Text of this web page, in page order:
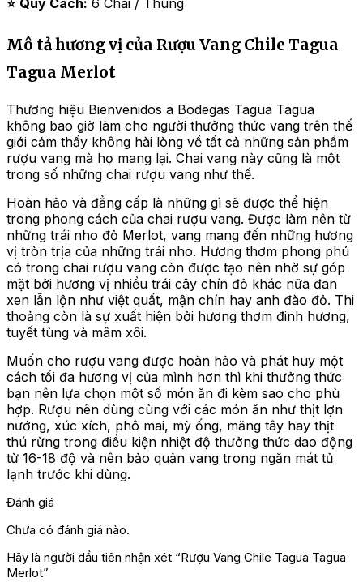
Mô tả hương vị của Rượu Vang Chile Tagua
Tagua Merlot
Thương hiệu Bienvenidos a Bodegas Tagua Tagua
không bao giờ làm cho người thưởng thức vang trên thế
giới cảm thấy không hài lòng về tất cả những sản phẩm
rượu vang mà họ mang lại. Chai vang này cũng là một
trong số những chai rượu vang như thế.
Hoàn hảo và đẳng cấp là những gì sẽ được thể hiện
trong phong cách của chai rượu vang. Được làm nên từ
những trái nho đỏ Merlot, vang mang đến những hương
vị tròn trịa của những trái nho. Hương thơm phong phú
có trong chai rượu vang còn được tạo nên nhờ sự góp
mặt bởi hương vị nhiều trái cây chín đỏ khác nữa đan
xen lẫn lộn như việt quất, mận chín hay anh đào đỏ. Thi
thoảng còn là sự xuất hiện bởi hương thơm đinh hương,
tuyết tùng và mâm xôi.
Muốn cho rượu vang được hoàn hảo và phát huy một
cách tối đa hương vị của mình hơn thì khi thưởng thức
bạn nên lựa chọn một số món ăn đi kèm sao cho phù
hợp. Rượu nên dùng cùng với các món ăn như thịt lợn
nướng, xúc xích, phô mai, mỳ ống, măng tây hay thịt
thú rừng trong điều kiện nhiệt độ thưởng thức dao động
từ 16-18 độ và nên bảo quản vang trong ngăn mát tủ
lạnh trước khi dùng.
Đánh giá
Chưa có đánh giá nào.
Hãy là người đầu tiên nhận xét “Rượu Vang Chile Tagua Tagua
Merlot”